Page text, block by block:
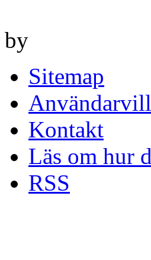
by
Sitemap
Kontakt
Läs om hur
RSS